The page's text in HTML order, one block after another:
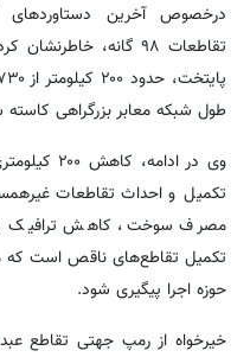
درخصوص آخرین دستاوردهای
تقاطعات ۹۸ گانه،
طول شبکه معابر بزرگراهی
وی در
تکمیل و احداث تقاطعات
مصرف سوخت، کاهش ترافیک و
تکمیل تقاطع‌های ناقص است که
حوزه اجرا پیگیری شود.
خیرخواه از رمپ جهتی تقاطع